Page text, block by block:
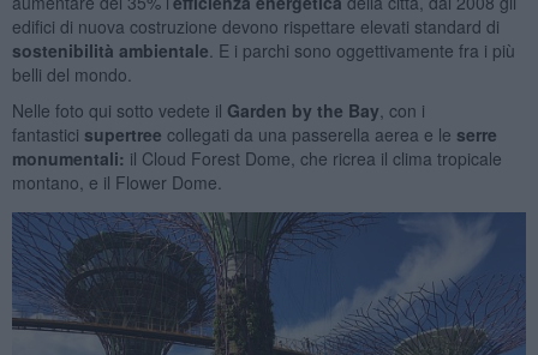
edifici di nuova costruzione devono rispettare elevati standard di
sostenibilità ambientale. E i parchi sono oggettivamente fra i più
belli del mondo.
Nelle foto qui sotto vedete il Garden by the Bay, con i
fantastici supertree collegati da una passerella aerea e le serre
monumentali: il Cloud Forest Dome, che ricrea il clima tropicale
montano, e il Flower Dome.